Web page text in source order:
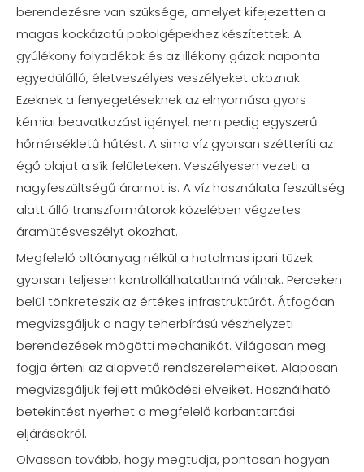
berendezésre van szüksége, amelyet kifejezetten a
magas kockázatú pokolgépekhez készítettek. A
gyúlékony folyadékok és az illékony gázok naponta
egyedülálló, életveszélyes veszélyeket okoznak.
Ezeknek a fenyegetéseknek az elnyomása gyors
kémiai beavatkozást igényel, nem pedig egyszerű
hőmérsékletű hűtést. A sima víz gyorsan szétteríti az
égő olajat a sík felületeken. Veszélyesen vezeti a
nagyfeszültségű áramot is. A víz használata feszültség
alatt álló transzformátorok közelében végzetes
áramütésveszélyt okozhat.
Megfelelő oltóanyag nélkül a hatalmas ipari tüzek
gyorsan teljesen kontrollálhatatlanná válnak. Perceken
belül tönkreteszik az értékes infrastruktúrát. Átfogóan
megvizsgáljuk a nagy teherbírású vészhelyzeti
berendezések mögötti mechanikát. Világosan meg
fogja érteni az alapvető rendszerelemeiket. Alaposan
megvizsgáljuk fejlett működési elveiket. Használható
betekintést nyerhet a megfelelő karbantartási
eljárásokról.
Olvasson tovább, hogy megtudja, pontosan hogyan